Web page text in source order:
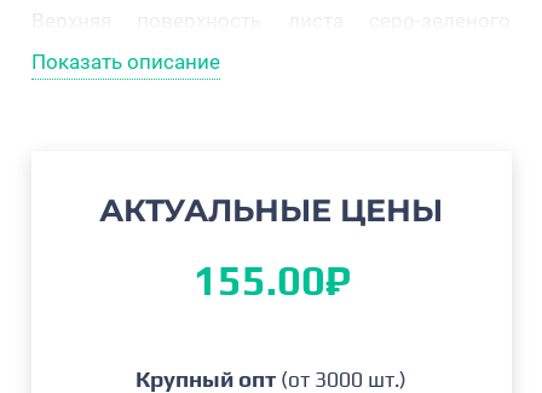
Верхняя поверхность листа серо-зеленого
цвета.
высокорослые сорта. Кустарник прямостоячий,
умеренно разветвлен, плоды хорошо обнажены.
плоды твердые, имеют восхитительны вкус.
Показать описание
АКТУАЛЬНЫЕ ЦЕНЫ
155.00₽
Крупный опт (от 3000 шт.)